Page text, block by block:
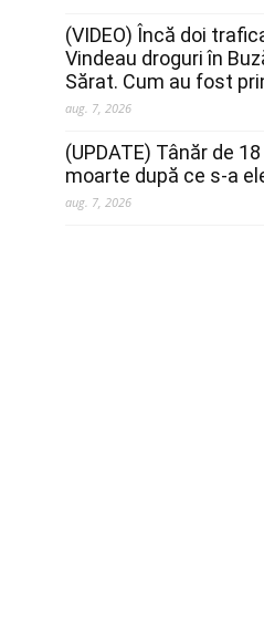
(VIDEO) Încă doi
Vindeau droguri în
Sărat. Cum au fost
aug. 7, 2026
(UPDATE) Tânăr de
moarte după ce s-a
aug. 7, 2026